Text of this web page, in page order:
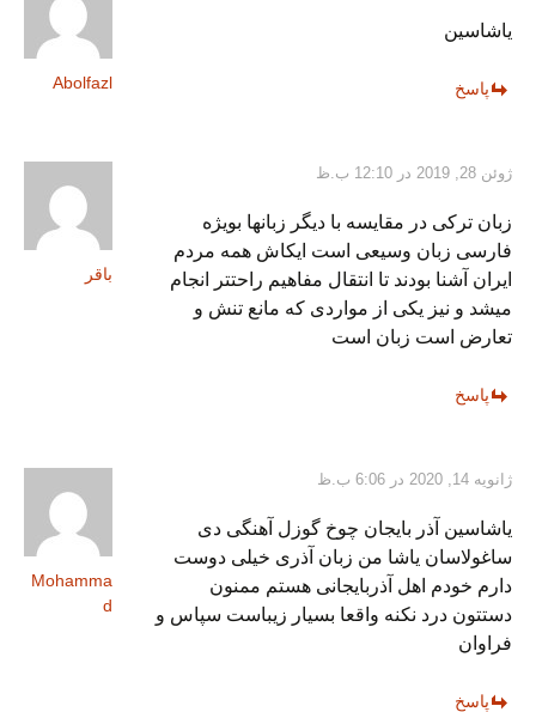
Abolfazl
یاشاسین
پاسخ
باقر
ژوئن 28, 2019 در 12:10 ب.ظ
زبان ترکی در مقایسه با دیگر زبانها بویژه
فارسی زبان وسیعی است ایکاش همه مردم
ایران آشنا بودند تا انتقال مفاهیم راحتتر انجام
میشد و نیز یکی از مواردی که مانع تنش و
تعارض است زبان است
پاسخ
Mohamma
d
ژانویه 14, 2020 در 6:06 ب.ظ
یاشاسین آذر بایجان چوخ گوزل آهنگی دی
ساغولاسان یاشا من زبان آذری خیلی دوست
دارم خودم اهل آذربایجانی هستم ممنون
دستتون درد نکنه واقعا بسیار زیباست سپاس و
فراوان
پاسخ